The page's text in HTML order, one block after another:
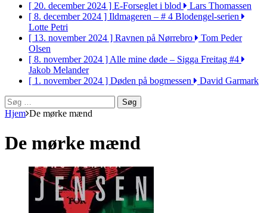
[ 20. december 2024 ] E-Forseglet i blod
Lars Thomassen
[ 8. december 2024 ] Ildmageren – # 4 Blodengel-serien
Lotte Petri
[ 13. november 2024 ] Ravnen på Nørrebro
Tom Peder
Olsen
[ 8. november 2024 ]Alle mine døde – Sigga Freitag #4
Jakob Melander
[ 1. november 2024 ] Døden på bogmessen
David Garmark
Søg
efter:
Hjem De mørke mænd
De mørke mænd